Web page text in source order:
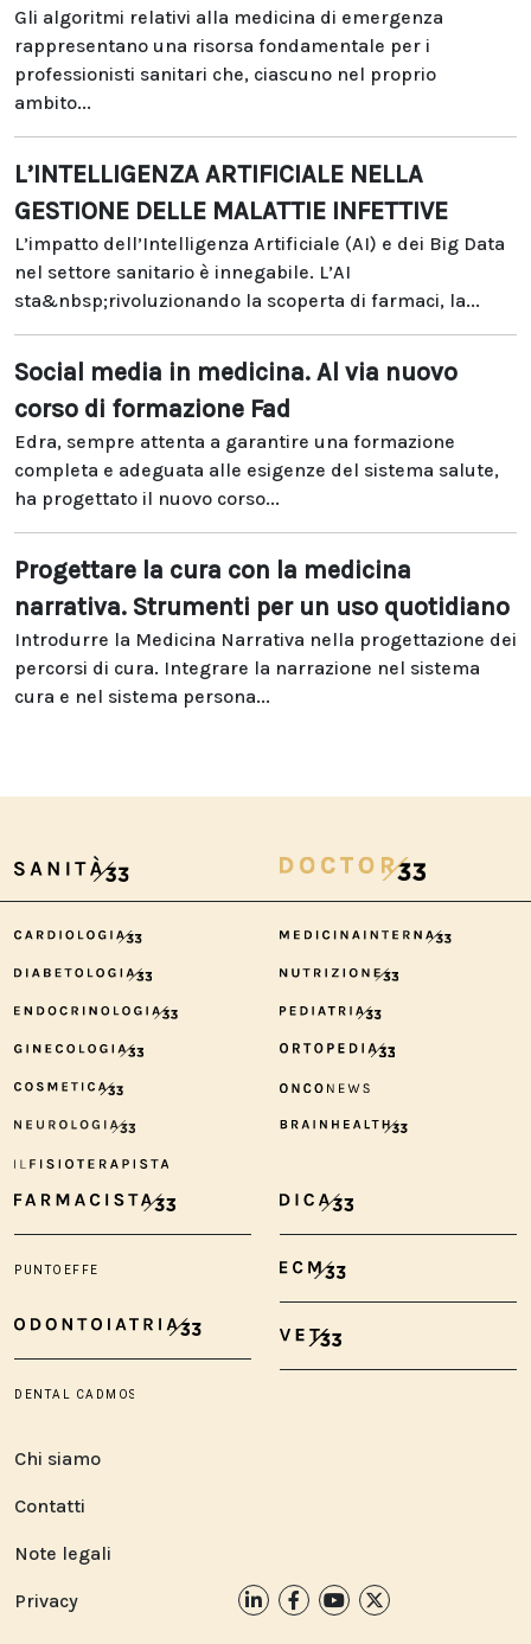
Gli algoritmi relativi alla medicina di emergenza
rappresentano una risorsa fondamentale per i
professionisti sanitari che, ciascuno nel proprio
ambito...
L’INTELLIGENZA ARTIFICIALE NELLA
GESTIONE DELLE MALATTIE INFETTIVE
L’impatto dell’Intelligenza Artificiale (AI) e dei Big Data
nel settore sanitario è innegabile. L’AI
sta&nbsp;rivoluzionando la scoperta di farmaci, la...
Social media in medicina. Al via nuovo
corso di formazione Fad
Edra, sempre attenta a garantire una formazione
completa e adeguata alle esigenze del sistema salute,
ha progettato il nuovo corso...
Progettare la cura con la medicina
narrativa. Strumenti per un uso quotidiano
Introdurre la Medicina Narrativa nella progettazione dei
percorsi di cura. Integrare la narrazione nel sistema
cura e nel sistema persona...
Chi siamo
Contatti
Note legali
Privacy